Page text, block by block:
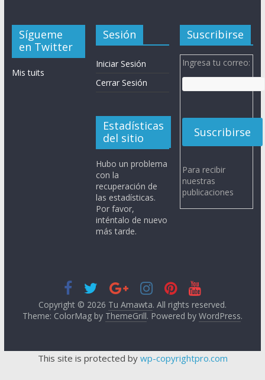
Sígueme
en Twitter
Mis tuits
Sesión
Iniciar Sesión
Cerrar Sesión
Estadísticas
del sitio
Hubo un problema
con la
recuperación de
las estadísticas.
Por favor,
inténtalo de nuevo
más tarde.
Suscribirse
Ingresa tu correo:
Para recibir
nuestras
publicaciones
Copyright © 2026 Tu Amawta. All rights reserved.
Theme: ColorMag by ThemeGrill. Powered by WordPress.
This site is protected by wp-copyrightpro.com